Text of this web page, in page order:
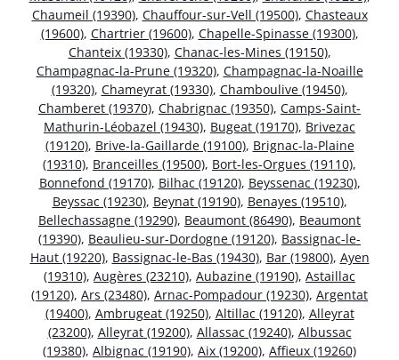
Chaumeil (19390), Chauffour-sur-Vell (19500), Chasteaux
(19600), Chartrier (19600), Chapelle-Spinasse (19300),
Chanteix (19330), Chanac-les-Mines (19150),
Champagnac-la-Prune (19320), Champagnac-la-Noaille
(19320), Chameyrat (19330), Chamboulive (19450),
Chamberet (19370), Chabrignac (19350), Camps-Saint-
Mathurin-Léobazel (19430), Bugeat (19170), Brivezac
(19120), Brive-la-Gaillarde (19100), Brignac-la-Plaine
(19310), Branceilles (19500), Bort-les-Orgues (19110),
Bonnefond (19170), Bilhac (19120), Beyssenac (19230),
Beyssac (19230), Beynat (19190), Benayes (19510),
Bellechassagne (19290), Beaumont (86490), Beaumont
(19390), Beaulieu-sur-Dordogne (19120), Bassignac-le-
Haut (19220), Bassignac-le-Bas (19430), Bar (19800), Ayen
(19310), Augères (23210), Aubazine (19190), Astaillac
(19120), Ars (23480), Arnac-Pompadour (19230), Argentat
(19400), Ambrugeat (19250), Altillac (19120), Alleyrat
(23200), Alleyrat (19200), Allassac (19240), Albussac
(19380), Albignac (19190), Aix (19200), Affieux (19260)